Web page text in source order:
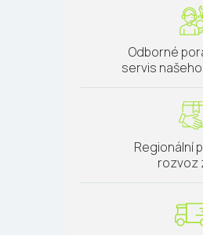
Odborné
servis
Regionální
rozvoz